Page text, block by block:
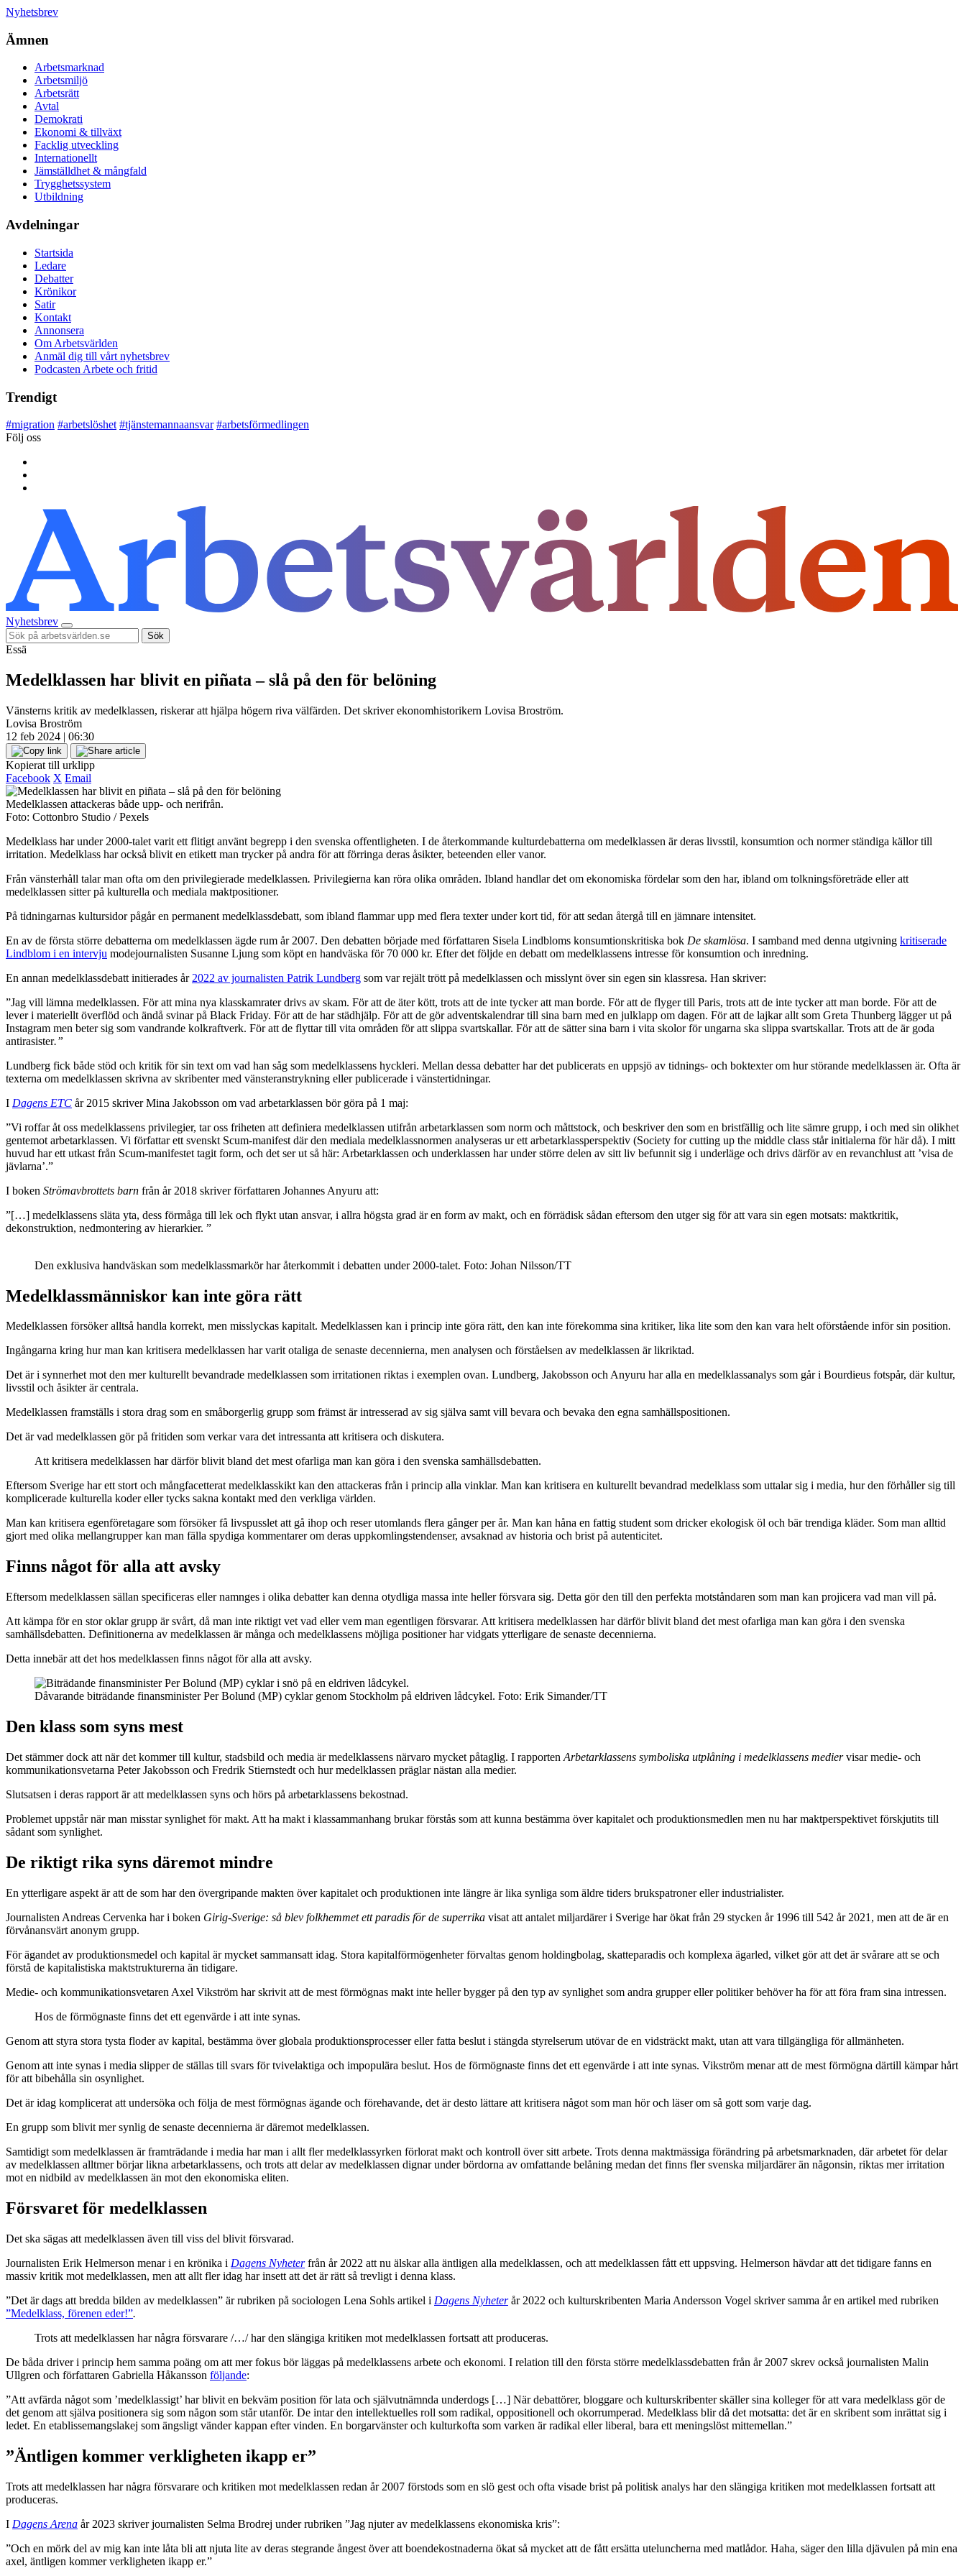
Nyhetsbrev
Ämnen
Arbetsmarknad
Arbetsmiljö
Arbetsrätt
Avtal
Demokrati
Ekonomi & tillväxt
Facklig utveckling
Internationellt
Jämställdhet & mångfald
Trygghetssystem
Utbildning
Avdelningar
Startsida
Ledare
Debatter
Krönikor
Satir
Kontakt
Annonsera
Om Arbetsvärlden
Anmäl dig till vårt nyhetsbrev
Podcasten Arbete och fritid
Trendigt
#migration #arbetslöshet #tjänstemannaansvar #arbetsförmedlingen
Följ oss
Nyhetsbrev
Sök
Essä
Medelklassen har blivit en piñata – slå på den för belöning
Vänsterns kritik av medelklassen, riskerar att hjälpa högern riva välfärden. Det skriver ekonomhistorikern Lovisa Broström.
Lovisa Broström
12 feb 2024 | 06:30
Kopierat till urklipp
Facebook X Email
Medelklassen attackeras både upp- och nerifrån.
Foto: Cottonbro Studio / Pexels
Medelklass har under 2000-talet varit ett flitigt använt begrepp i den svenska offentligheten. I de återkommande kulturdebatterna om medelklassen är deras livsstil, konsumtion och normer ständiga källor till
irritation. Medelklass har också blivit en etikett man trycker på andra för att förringa deras åsikter, beteenden eller vanor.
Från vänsterhåll talar man ofta om den privilegierade medelklassen. Privilegierna kan röra olika områden. Ibland handlar det om ekonomiska fördelar som den har, ibland om tolkningsföreträde eller att
medelklassen sitter på kulturella och mediala maktpositioner.
På tidningarnas kultursidor pågår en permanent medelklassdebatt, som ibland flammar upp med flera texter under kort tid, för att sedan återgå till en jämnare intensitet.
En av de första större debatterna om medelklassen ägde rum år 2007. Den debatten började med författaren Sisela Lindbloms konsumtionskritiska bok De skamlösa. I samband med denna utgivning kritiserade
Lindblom i en intervju modejournalisten Susanne Ljung som köpt en handväska för 70 000 kr. Efter det följde en debatt om medelklassens intresse för konsumtion och inredning.
En annan medelklassdebatt initierades år 2022 av journalisten Patrik Lundberg som var rejält trött på medelklassen och misslynt över sin egen sin klassresa. Han skriver:
”Jag vill lämna medelklassen. För att mina nya klasskamrater drivs av skam. För att de äter kött, trots att de inte tycker att man borde. För att de flyger till Paris, trots att de inte tycker att man borde. För att de
lever i materiellt överflöd och ändå svinar på Black Friday. För att de har städhjälp. För att de gör adventskalendrar till sina barn med en julklapp om dagen. För att de lajkar allt som Greta Thunberg lägger ut på
Instagram men beter sig som vandrande kolkraftverk. För att de flyttar till vita områden för att slippa svartskallar. För att de sätter sina barn i vita skolor för ungarna ska slippa svartskallar. Trots att de är goda
antirasister.”
Lundberg fick både stöd och kritik för sin text om vad han såg som medelklassens hyckleri. Mellan dessa debatter har det publicerats en uppsjö av tidnings- och boktexter om hur störande medelklassen är. Ofta är
texterna om medelklassen skrivna av skribenter med vänsteranstrykning eller publicerade i vänstertidningar.
I Dagens ETC år 2015 skriver Mina Jakobsson om vad arbetarklassen bör göra på 1 maj:
”Vi roffar åt oss medelklassens privilegier, tar oss friheten att definiera medelklassen utifrån arbetarklassen som norm och måttstock, och beskriver den som en bristfällig och lite sämre grupp, i och med sin olikhet
gentemot arbetarklassen. Vi författar ett svenskt Scum-manifest där den mediala medelklassnormen analyseras ur ett arbetarklassperspektiv (Society for cutting up the middle class står initialerna för här då). I mitt
huvud har ett utkast från Scum-manifestet tagit form, och det ser ut så här: Arbetarklassen och underklassen har under större delen av sitt liv befunnit sig i underläge och drivs därför av en revanchlust att ’visa de
jävlarna’.”
I boken Strömavbrottets barn från år 2018 skriver författaren Johannes Anyuru att:
”[…] medelklassens släta yta, dess förmåga till lek och flykt utan ansvar, i allra högsta grad är en form av makt, och en förrädisk sådan eftersom den utger sig för att vara sin egen motsats: maktkritik,
dekonstruktion, nedmontering av hierarkier. ”
Den exklusiva handväskan som medelklassmarkör har återkommit i debatten under 2000-talet. Foto: Johan Nilsson/TT
Medelklassmänniskor kan inte göra rätt
Medelklassen försöker alltså handla korrekt, men misslyckas kapitalt. Medelklassen kan i princip inte göra rätt, den kan inte förekomma sina kritiker, lika lite som den kan vara helt oförstående inför sin position.
Ingångarna kring hur man kan kritisera medelklassen har varit otaliga de senaste decennierna, men analysen och förståelsen av medelklassen är likriktad.
Det är i synnerhet mot den mer kulturellt bevandrade medelklassen som irritationen riktas i exemplen ovan. Lundberg, Jakobsson och Anyuru har alla en medelklassanalys som går i Bourdieus fotspår, där kultur,
livsstil och åsikter är centrala.
Medelklassen framställs i stora drag som en småborgerlig grupp som främst är intresserad av sig själva samt vill bevara och bevaka den egna samhällspositionen.
Det är vad medelklassen gör på fritiden som verkar vara det intressanta att kritisera och diskutera.
Att kritisera medelklassen har därför blivit bland det mest ofarliga man kan göra i den svenska samhällsdebatten.
Eftersom Sverige har ett stort och mångfacetterat medelklasskikt kan den attackeras från i princip alla vinklar. Man kan kritisera en kulturellt bevandrad medelklass som uttalar sig i media, hur den förhåller sig till
komplicerade kulturella koder eller tycks sakna kontakt med den verkliga världen.
Man kan kritisera egenföretagare som försöker få livspusslet att gå ihop och reser utomlands flera gånger per år. Man kan håna en fattig student som dricker ekologisk öl och bär trendiga kläder. Som man alltid
gjort med olika mellangrupper kan man fälla spydiga kommentarer om deras uppkomlingstendenser, avsaknad av historia och brist på autenticitet.
Finns något för alla att avsky
Eftersom medelklassen sällan specificeras eller namnges i olika debatter kan denna otydliga massa inte heller försvara sig. Detta gör den till den perfekta motståndaren som man kan projicera vad man vill på.
Att kämpa för en stor oklar grupp är svårt, då man inte riktigt vet vad eller vem man egentligen försvarar. Att kritisera medelklassen har därför blivit bland det mest ofarliga man kan göra i den svenska
samhällsdebatten. Definitionerna av medelklassen är många och medelklassens möjliga positioner har vidgats ytterligare de senaste decennierna.
Detta innebär att det hos medelklassen finns något för alla att avsky.
Dåvarande biträdande finansminister Per Bolund (MP) cyklar genom Stockholm på eldriven lådcykel. Foto: Erik Simander/TT
Den klass som syns mest
Det stämmer dock att när det kommer till kultur, stadsbild och media är medelklassens närvaro mycket påtaglig. I rapporten Arbetarklassens symboliska utplåning i medelklassens mediervisar medie- och
kommunikationsvetarna Peter Jakobsson och Fredrik Stiernstedt och hur medelklassen präglar nästan alla medier.
Slutsatsen i deras rapport är att medelklassen syns och hörs på arbetarklassens bekostnad.
Problemet uppstår när man misstar synlighet för makt. Att ha makt i klassammanhang brukar förstås som att kunna bestämma över kapitalet och produktionsmedlen men nu har maktperspektivet förskjutits till
sådant som synlighet.
De riktigt rika syns däremot mindre
En ytterligare aspekt är att de som har den övergripande makten över kapitalet och produktionen inte längre är lika synliga som äldre tiders brukspatroner eller industrialister.
Journalisten Andreas Cervenka har i boken Girig-Sverige: så blev folkhemmet ett paradis för de superrika visat att antalet miljardärer i Sverige har ökat från 29 stycken år 1996 till 542 år 2021, men att de är en
förvånansvärt anonym grupp.
För ägandet av produktionsmedel och kapital är mycket sammansatt idag. Stora kapitalförmögenheter förvaltas genom holdingbolag, skatteparadis och komplexa ägarled, vilket gör att det är svårare att se och
förstå de kapitalistiska maktstrukturerna än tidigare.
Medie- och kommunikationsvetaren Axel Vikström har skrivit att de mest förmögnas makt inte heller bygger på den typ av synlighet som andra grupper eller politiker behöver ha för att föra fram sina intressen.
Hos de förmögnaste finns det ett egenvärde i att inte synas.
Genom att styra stora tysta floder av kapital, bestämma över globala produktionsprocesser eller fatta beslut i stängda styrelserum utövar de en vidsträckt makt, utan att vara tillgängliga för allmänheten.
Genom att inte synas i media slipper de ställas till svars för tvivelaktiga och impopulära beslut. Hos de förmögnaste finns det ett egenvärde i att inte synas. Vikström menar att de mest förmögna därtill kämpar hårt
för att bibehålla sin osynlighet.
Det är idag komplicerat att undersöka och följa de mest förmögnas ägande och förehavande, det är desto lättare att kritisera något som man hör och läser om så gott som varje dag.
En grupp som blivit mer synlig de senaste decennierna är däremot medelklassen.
Samtidigt som medelklassen är framträdande i media har man i allt fler medelklassyrken förlorat makt och kontroll över sitt arbete. Trots denna maktmässiga förändring på arbetsmarknaden, där arbetet för delar
av medelklassen alltmer börjar likna arbetarklassens, och trots att delar av medelklassen dignar under bördorna av omfattande belåning medan det finns fler svenska miljardärer än någonsin, riktas mer irritation
mot en nidbild av medelklassen än mot den ekonomiska eliten.
Försvaret för medelklassen
Det ska sägas att medelklassen även till viss del blivit försvarad.
Journalisten Erik Helmerson menar i en krönika i Dagens Nyheter från år 2022 att nu älskar alla äntligen alla medelklassen, och att medelklassen fått ett uppsving. Helmerson hävdar att det tidigare fanns en
massiv kritik mot medelklassen, men att allt fler idag har insett att det är rätt så trevligt i denna klass.
”Det är dags att bredda bilden av medelklassen” är rubriken på sociologen Lena Sohls artikel i Dagens Nyheter år 2022 och kulturskribenten Maria Andersson Vogel skriver samma år en artikel med rubriken
”Medelklass, förenen eder!”.
Trots att medelklassen har några försvarare /…/ har den slängiga kritiken mot medelklassen fortsatt att produceras.
De båda driver i princip hem samma poäng om att mer fokus bör läggas på medelklassens arbete och ekonomi. I relation till den första större medelklassdebatten från år 2007 skrev också journalisten Malin
Ullgren och författaren Gabriella Håkansson följande:
”Att avfärda något som ’medelklassigt’ har blivit en bekväm position för lata och självutnämnda underdogs […] När debattörer, bloggare och kulturskribenter skäller sina kolleger för att vara medelklass gör de
det genom att själva positionera sig som någon som står utanför. De intar den intellektuelles roll som radikal, oppositionell och okorrumperad. Medelklass blir då det motsatta: det är en skribent som inrättat sig i
ledet. En etablissemangslakej som ängsligt vänder kappan efter vinden. En borgarvänster och kulturkofta som varken är radikal eller liberal, bara ett meningslöst mittemellan.”
”Äntligen kommer verkligheten ikapp er”
Trots att medelklassen har några försvarare och kritiken mot medelklassen redan år 2007 förstods som en slö gest och ofta visade brist på politisk analys har den slängiga kritiken mot medelklassen fortsatt att
produceras.
I Dagens Arena år 2023 skriver journalisten Selma Brodrej under rubriken ”Jag njuter av medelklassens ekonomiska kris”:
”Och en mörk del av mig kan inte låta bli att njuta lite av deras stegrande ångest över att boendekostnaderna ökat så mycket att de fått ersätta uteluncherna med matlådor. Haha, säger den lilla djävulen på min ena
axel, äntligen kommer verkligheten ikapp er.”